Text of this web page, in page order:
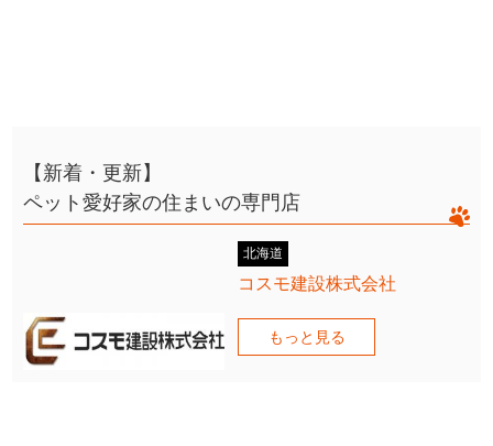
【新着・更新】
ペット愛好家の住まいの専門店
北海道
コスモ建設株式会社
もっと見る